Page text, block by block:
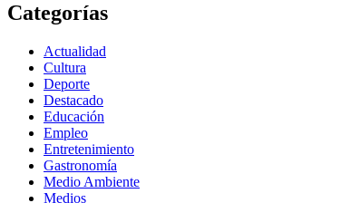
Categorías
Actualidad
Cultura
Deporte
Destacado
Educación
Empleo
Entretenimiento
Gastronomía
Medio Ambiente
Medios